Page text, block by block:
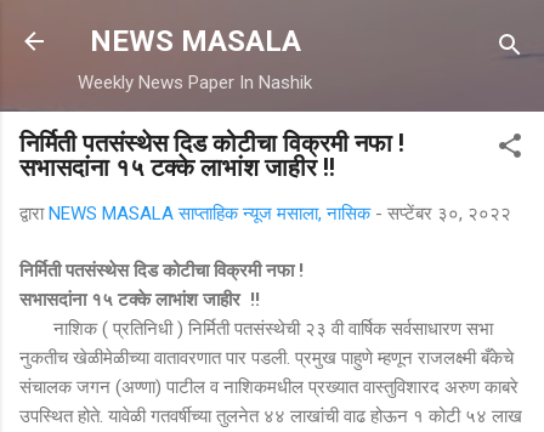
मुख्य सामग्रीवर वगळा
NEWS MASALA
Weekly News Paper In Nashik
निर्मिती पतसंस्थेस दिड कोटीचा विक्रमी नफा !
सभासदांना १५ टक्के लाभांश जाहीर !!
द्वाराNEWS MASALA साप्ताहिक न्यूज मसाला, नासिक - सप्टेंबर ३०, २०२२
निर्मिती पतसंस्थेस दिड कोटीचा विक्रमी नफा !
सभासदांना १५ टक्के लाभांश जाहीर !!
नाशिक ( प्रतिनिधी ) निर्मिती पतसंस्थेची २३ वी वार्षिक सर्वसाधारण सभा
नुकतीच खेळीमेळीच्या वातावरणात पार पडली. प्रमुख पाहुणे म्हणून राजलक्ष्मी बँकेचे
संचालक जगन (अण्णा) पाटील व नाशिकमधील प्रख्यात वास्तुविशारद अरुण काबरे
उपस्थित होते. यावेळी गतवर्षीच्या तुलनेत ४४ लाखांची वाढ होऊन १ कोटी ५४ लाख